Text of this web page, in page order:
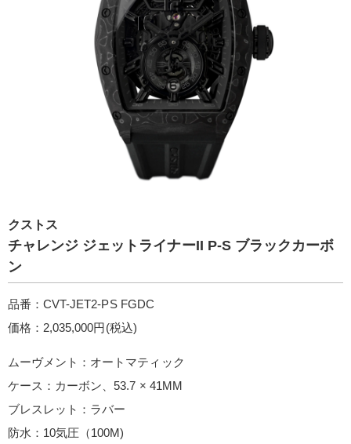
クストス
チャレンジ ジェットライナーII P-S ブラックカーボ
ン
品番：CVT-JET2-PS FGDC
価格：2,035,000円(税込)
ムーヴメント：オートマティック
ケース：カーボン、53.7 × 41MM
ブレスレット：ラバー
防水：10気圧（100M)